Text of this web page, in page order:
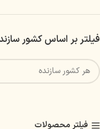
فیلتر بر اساس کشور
فیلتر محصولات